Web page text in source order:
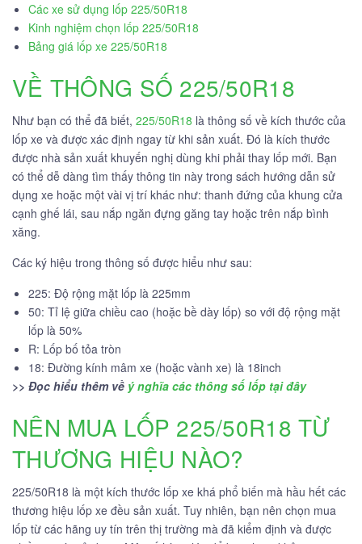
Các xe sử dụng lốp 225/50R18
Kinh nghiệm chọn lốp 225/50R18
Bảng giá lốp xe 225/50R18
VỀ THÔNG SỐ 225/50R18
Như bạn có thể đã biết, 225/50R18 là thông số về kích thước của
lốp xe và được xác định ngay từ khi sản xuất. Đó là kích thước
được nhà sản xuất khuyến nghị dùng khi phải thay lốp mới. Bạn
có thể dễ dàng tìm thấy thông tin này trong sách hướng dẫn sử
dụng xe hoặc một vài vị trí khác như: thanh đứng của khung cửa
cạnh ghế lái, sau nắp ngăn đựng găng tay hoặc trên nắp bình
xăng.
Các ký hiệu trong thông số được hiểu như sau:
225: Độ rộng mặt lốp là 225mm
50: Tỉ lệ giữa chiều cao (hoặc bề dày lốp) so với độ rộng mặt
lốp là 50%
R: Lốp bố tỏa tròn
18: Đường kính mâm xe (hoặc vành xe) là 18inch
>> Đọc hiểu thêm về ý nghĩa các thông số lốp tại đây
NÊN MUA LỐP 225/50R18 TỪ
THƯƠNG HIỆU NÀO?
225/50R18 là một kích thước lốp xe khá phổ biến mà hầu hết các
thương hiệu lốp xe đều sản xuất. Tuy nhiên, bạn nên chọn mua
lốp từ các hãng uy tín trên thị trường mà đã kiểm định và được